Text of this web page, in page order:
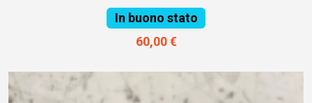
In buono stato
60,00 €